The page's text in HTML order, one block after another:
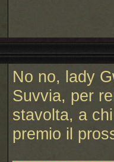
No no, lady
Suvvia, per
stavolta, a
premio il